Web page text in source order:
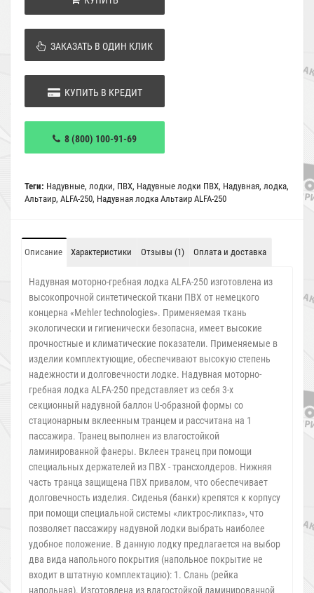
ЗАКАЗАТЬ В ОДИН КЛИК
КУПИТЬ В КРЕДИТ
8 (800) 100-91-69
Теги: Надувные, лодки, ПВХ, Надувные лодки ПВХ, Надувная, лодка,
Альтаир, ALFA-250, Надувная лодка Альтаир ALFA-250
Описание Характеристики Отзывы (1) Оплата и доставка
Надувная моторно-гребная лодка ALFA-250 изготовлена из
высокопрочной синтетической ткани ПВХ от немецкого
концерна «Mehler technologies». Применяемая ткань
экологически и гигиенически безопасна, имеет высокие
прочностные и климатические показатели. Применяемые в
изделии комплектующие, обеспечивают высокую степень
надежности и долговечности лодке. Надувная моторно-
гребная лодка ALFA-250 представляет из себя 3-х
секционный надувной баллон U-образной формы со
стационарным вклеенным транцем и рассчитана на 1
пассажира. Транец выполнен из влагостойкой
ламинированной фанеры. Вклеен транец при помощи
специальных держателей из ПВХ - трансхолдеров. Нижняя
часть транца защищена ПВХ привалом, что обеспечивает
долговечность изделия. Сиденья (банки) крепятся к корпусу
при помощи специальной системы «ликтрос-ликпаз», что
позволяет пассажиру надувной лодки выбрать наиболее
удобное положение. В данную лодку предлагается на выбор
два вида напольного покрытия (напольное покрытие не
входит в штатную комплектацию): 1. Слань (рейка
напольная). Изготовлена из влагостойкой ламинированной